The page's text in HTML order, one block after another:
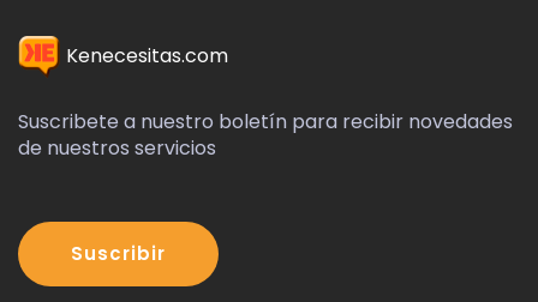
Kenecesitas.com
Suscribete a nuestro boletín para recibir novedades
de nuestros servicios
Suscribir